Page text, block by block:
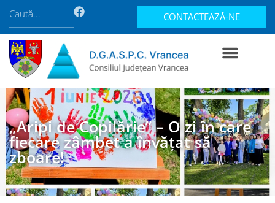
CONTACTEAZĂ-NE
„Aripi de Copilărie” – O zi în care
fiecare zâmbet a învățat să
zboare!